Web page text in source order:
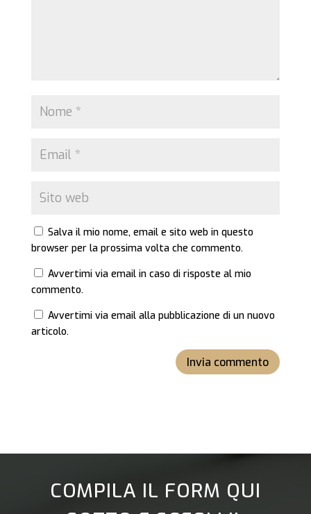
Salva il mio nome, email e sito web in questo
browser per la prossima volta che commento.
Avvertimi via email in caso di risposte al mio
commento.
Avvertimi via email alla pubblicazione di un nuovo
articolo.
Invia commento
COMPILA IL FORM QUI